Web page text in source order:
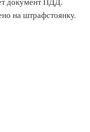
документ ПДД.
на штрафстоянку.